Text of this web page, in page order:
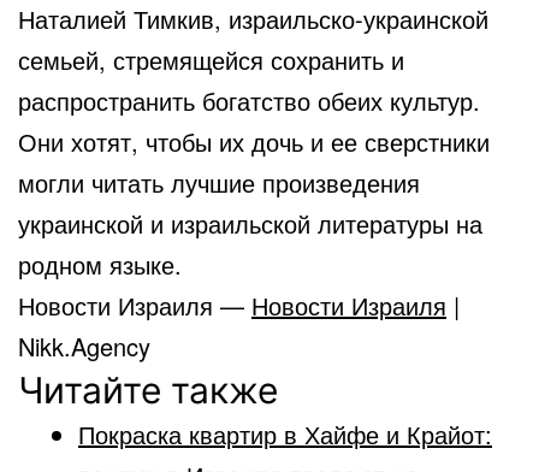
Наталией Тимкив, израильско-украинской
семьей, стремящейся сохранить и
распространить богатство обеих культур.
Они хотят, чтобы их дочь и ее сверстники
могли читать лучшие произведения
украинской и израильской литературы на
родном языке.
Новости Израиля — Новости Израиля |
Nikk.Agency
Читайте также
Покраска квартир в Хайфе и Крайот: